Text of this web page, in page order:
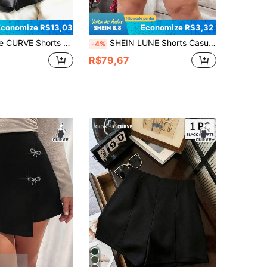
R$13,03
Cor Sólida Cintura Elástica Casual Versátil para Uso Diário e Passeios
Economize R$3,32
-4% SHEIN LUNE Shorts Casuais de Perna Larga com Bolso e Cintura Elástica em Cor Sólida, Plus Size
R$79,67